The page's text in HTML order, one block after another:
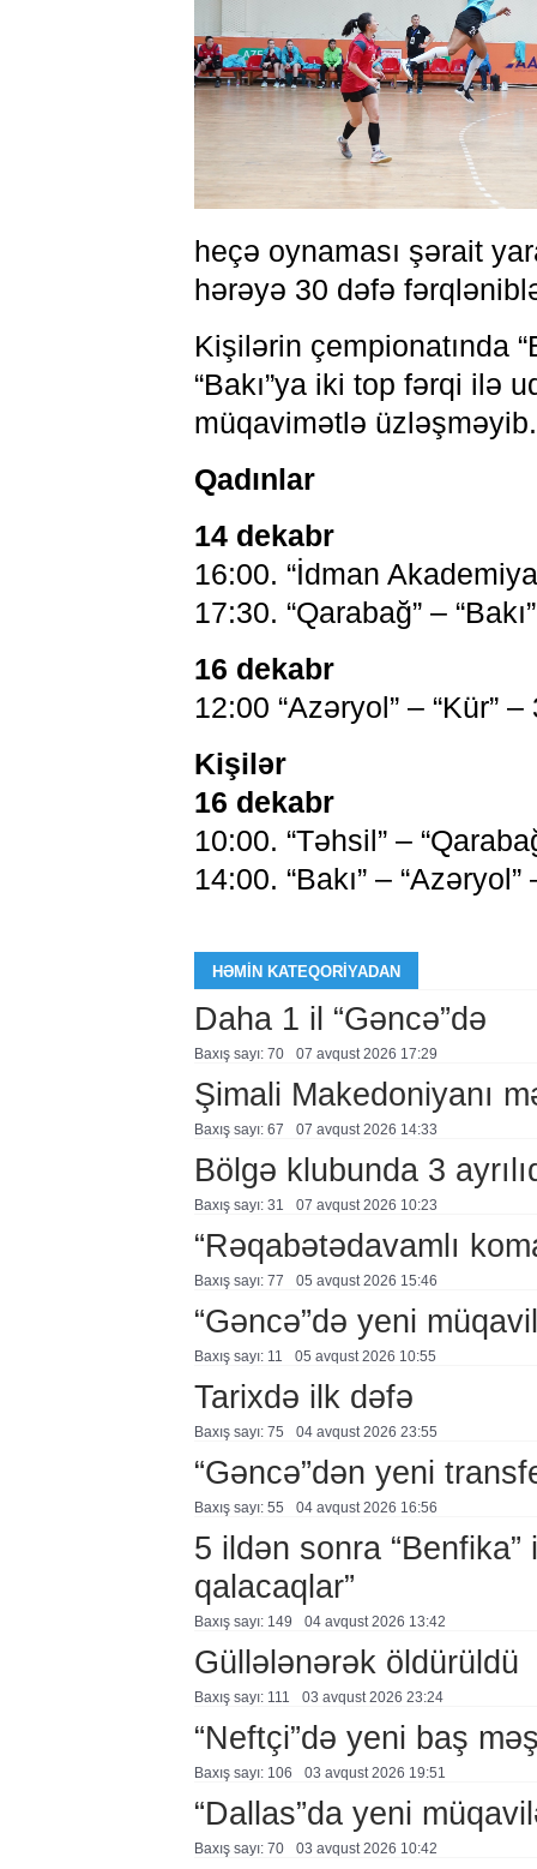
heçə oynaması şərait
hərəyə 30 dəfə
Kişilərin çempionatında
“Bakı”ya iki top fərqi ilə
müqavimətlə üzləşməyib.
Qadınlar
14 dekabr
16:00. “İdman
17:30. “Qarabağ” –
16 dekabr
12:00 “Azəryol” – “Kür” –
Kişilər
16 dekabr
10:00. “Təhsil” –
14:00. “Bakı” –
HƏMIN KATEQORIYADAN
Daha 1 il “Gəncə”də
Baxış sayı: 70 07 avqust 2026 17:29
Şimali Makedoniyanı
Baxış sayı: 67 07 avqust 2026 14:33
Bölgə klubunda 3
Baxış sayı: 31 07 avqust 2026 10:23
“Rəqabətədavamlı
Baxış sayı: 77 05 avqust 2026 15:46
“Gəncə”də yeni
Baxış sayı: 11 05 avqust 2026 10:55
Tarixdə ilk dəfə
Baxış sayı: 75 04 avqust 2026 23:55
“Gəncə”dən yeni
Baxış sayı: 55 04 avqust 2026 16:56
5 ildən sonra
qalacaqlar”
Baxış sayı: 149 04 avqust 2026 13:42
Güllələnərək öldürüldü
Baxış sayı: 111 03 avqust 2026 23:24
“Neftçi”də yeni baş
Baxış sayı: 106 03 avqust 2026 19:51
“Dallas”da yeni
Baxış sayı: 70 03 avqust 2026 10:42